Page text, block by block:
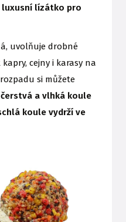
luxusní lízátko pro
uvolňuje drobné
cejny i karasy na
si můžete
a vlhká koule
koule vydrží ve